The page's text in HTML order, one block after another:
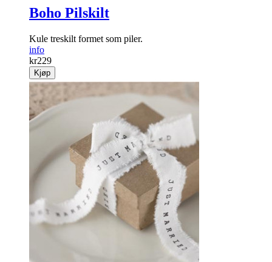
Boho Pilskilt
Kule treskilt formet som piler.
info
kr229
Kjøp